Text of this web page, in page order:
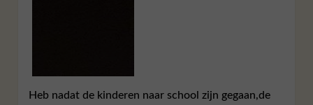
Heb nadat de kinderen naar school zijn gegaan,de